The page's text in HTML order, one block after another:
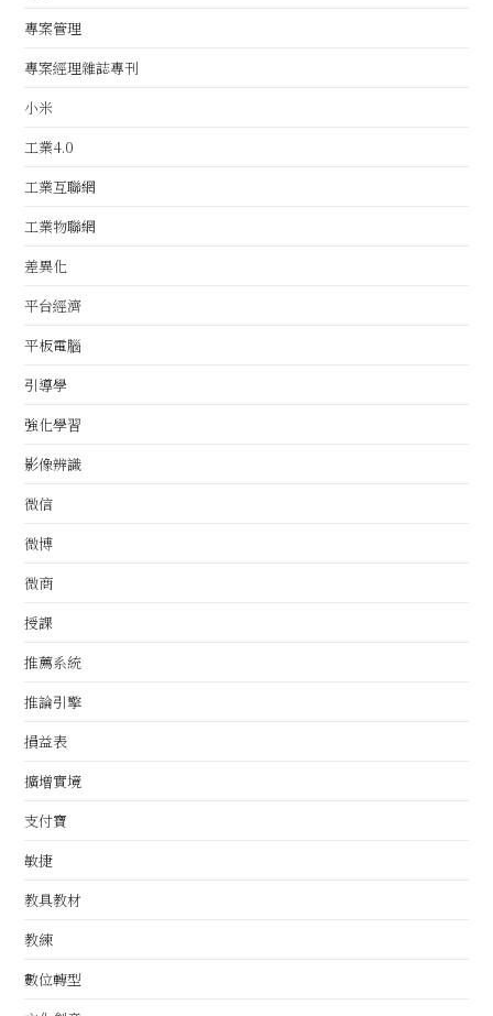
專案管理
專案經理雜誌專刊
小米
工業4.0
工業互聯網
工業物聯網
差異化
平台經濟
平板電腦
引導學
強化學習
影像辨識
微信
微博
微商
授課
推薦系統
推論引擎
損益表
擴增實境
支付寶
敏捷
教具教材
教練
數位轉型